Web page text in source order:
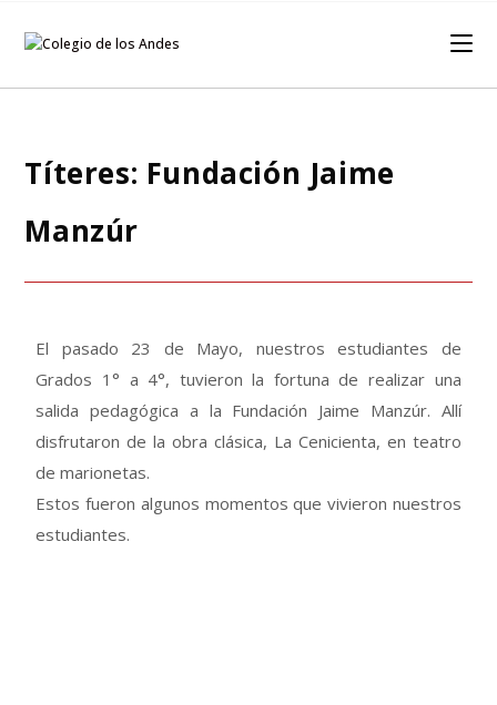
Títeres: Fundación Jaime
Manzúr
El pasado 23 de Mayo, nuestros estudiantes de
Grados 1° a 4°, tuvieron la fortuna de realizar una
salida pedagógica a la Fundación Jaime Manzúr. Allí
disfrutaron de la obra clásica, La Cenicienta, en teatro
de marionetas.
Estos fueron algunos momentos que vivieron nuestros
estudiantes.